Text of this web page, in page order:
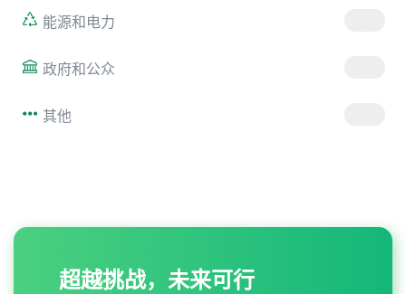
能源和电力
政府和公众
其他
超越挑战，未来可行